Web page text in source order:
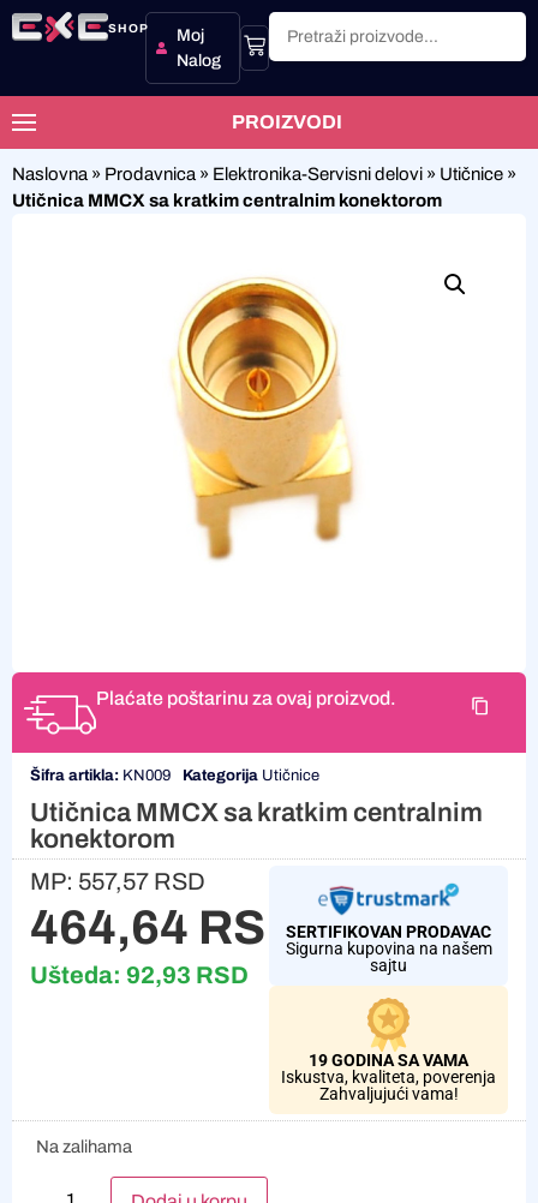
SHOP
Moj
Nalog
PROIZVODI
Naslovna » Prodavnica » Elektronika-Servisni delovi » Utičnice »
Utičnica MMCX sa kratkim centralnim konektorom
Plaćate poštarinu za ovaj proizvod.
Šifra artikla: KN009 Kategorija Utičnice
Utičnica MMCX sa kratkim centralnim
konektorom
MP: 557,57 RSD
464,64 RSD
Ušteda: 92,93 RSD
SERTIFIKOVAN PRODAVAC
Sigurna kupovina na našem
sajtu
19 GODINA SA VAMA
Iskustva, kvaliteta, poverenja
Zahvaljujući vama!
Na zalihama